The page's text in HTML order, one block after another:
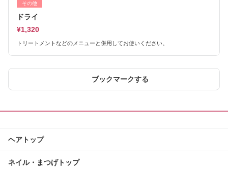
その他
ドライ
¥1,320
トリートメントなどのメニューと併用してお使いください。
ブックマークする
ヘアトップ
ネイル・まつげトップ